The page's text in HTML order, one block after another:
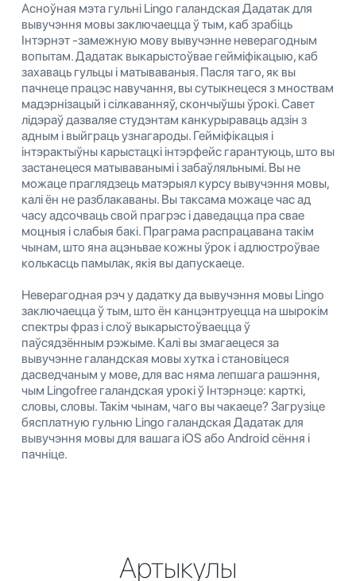
Асноўная мэта гульні Lingo галандская Дадатак для
вывучэння мовы заключаецца ў тым, каб зрабіць
Інтэрнэт -замежную мову вывучэнне неверагодным
вопытам. Дадатак выкарыстоўвае гейміфікацыю, каб
захаваць гульцы і матываваныя. Пасля таго, як вы
пачнеце працэс навучання, вы сутыкнецеся з мноствам
мадэрнізацый і сілкаванняў, скончыўшы ўрокі. Савет
лідэраў дазваляе студэнтам канкурыраваць адзін з
адным і выйграць узнагароды. Гейміфікацыя і
інтэрактыўны карыстацкі інтэрфейс гарантуюць, што вы
застанецеся матываванымі і забаўляльнымі. Вы не
можаце праглядзець матэрыял курсу вывучэння мовы,
калі ён не разблакаваны. Вы таксама можаце час ад
часу адсочваць свой прагрэс і даведацца пра свае
моцныя і слабыя бакі. Праграма распрацавана такім
чынам, што яна ацэньвае кожны ўрок і адлюстроўвае
колькасць памылак, якія вы дапускаеце.
Неверагодная рэч у дадатку да вывучэння мовы Lingo
заключаецца ў тым, што ён канцэнтруецца на шырокім
спектры фраз і слоў выкарыстоўваецца ў
паўсядзённым рэжыме. Калі вы змагаецеся за
вывучэнне галандская мовы хутка і становіцеся
дасведчаным у мове, для вас няма лепшага рашэння,
чым Lingofree галандская урокі ў Інтэрнэце: карткі,
словы, словы. Такім чынам, чаго вы чакаеце? Загрузіце
бясплатную гульню Lingo галандская Дадатак для
вывучэння мовы для вашага iOS або Android сёння і
пачніце.
Артыкулы